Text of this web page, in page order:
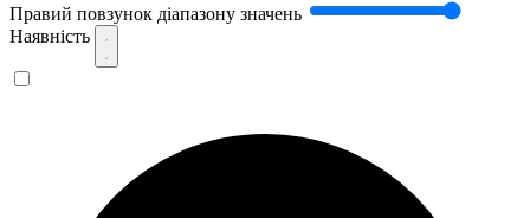
Правий повзунок діапазону значень
Наявність